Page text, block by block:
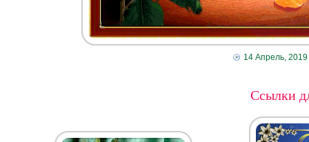
14 Апрель, 2019
Ссылки